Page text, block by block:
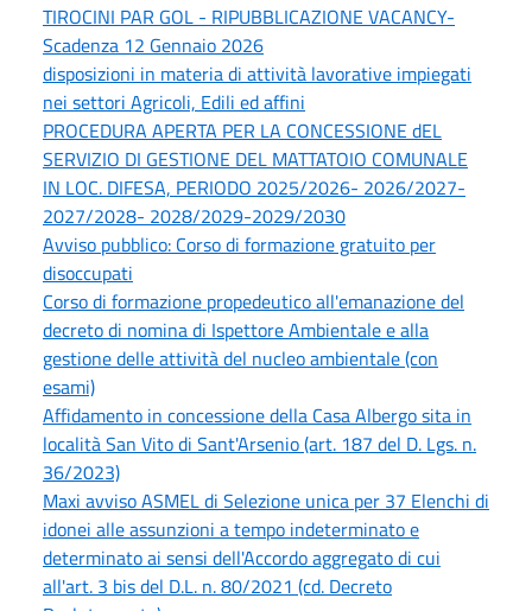
TIROCINI PAR GOL - RIPUBBLICAZIONE VACANCY-
Scadenza 12 Gennaio 2026
disposizioni in materia di attività lavorative impiegati
nei settori Agricoli, Edili ed affini
PROCEDURA APERTA PER LA CONCESSIONE dEL
SERVIZIO DI GESTIONE DEL MATTATOIO COMUNALE
IN LOC. DIFESA, PERIODO 2025/2026- 2026/2027-
2027/2028- 2028/2029-2029/2030
Avviso pubblico: Corso di formazione gratuito per
disoccupati
Corso di formazione propedeutico all'emanazione del
decreto di nomina di Ispettore Ambientale e alla
gestione delle attività del nucleo ambientale (con
esami)
Affidamento in concessione della Casa Albergo sita in
località San Vito di Sant'Arsenio (art. 187 del D. Lgs. n.
36/2023)
Maxi avviso ASMEL di Selezione unica per 37 Elenchi di
idonei alle assunzioni a tempo indeterminato e
determinato ai sensi dell'Accordo aggregato di cui
all'art. 3 bis del D.L. n. 80/2021 (cd. Decreto